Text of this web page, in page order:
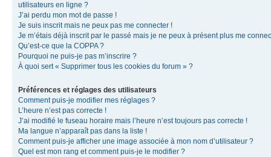
utilisateurs en ligne ?
J’ai perdu mon mot de passe !
Je suis inscrit mais ne peux pas me connecter !
Je m’étais déjà inscrit par le passé mais je ne peux à présent plus me
Qu’est-ce que la COPPA ?
Pourquoi ne puis-je pas m’inscrire ?
À quoi sert « Supprimer tous les cookies du forum » ?
Préférences et réglages des utilisateurs
Comment puis-je modifier mes réglages ?
L’heure n’est pas correcte !
J’ai modifié le fuseau horaire mais l’heure n’est toujours pas correcte !
Ma langue n’apparaît pas dans la liste !
Comment puis-je afficher une image associée à mon nom d’utilisateur ?
Quel est mon rang et comment puis-je le modifier ?